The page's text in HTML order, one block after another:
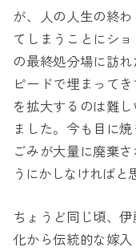
が、人の人生の終
てしまうことにシ
の最終処分場に訪
ピードで埋まって
を拡大するのは難
ました。今も目に
ごみが大量に廃棄
うにかしなければと
ちょうど同じ頃、
化から伝統的な嫁